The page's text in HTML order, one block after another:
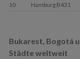
10
Hamburg B431
Bukarest, Bogotá
Städte weltweit